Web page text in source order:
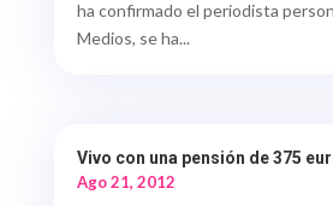
ha confirmado el periodista
Medios, se ha...
Vivo con una pensión de 375
Ago 21, 2012